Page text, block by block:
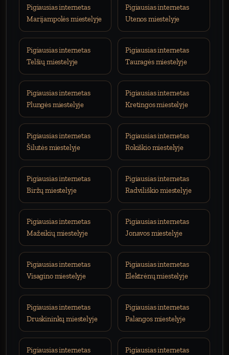
Pigiausias internetas
Marijampolės miestelyje
Pigiausias internetas
Utenos miestelyje
Pigiausias internetas
Telšių miestelyje
Pigiausias internetas
Tauragės miestelyje
Pigiausias internetas
Plungės miestelyje
Pigiausias internetas
Kretingos miestelyje
Pigiausias internetas
Šilutės miestelyje
Pigiausias internetas
Rokiškio miestelyje
Pigiausias internetas
Biržų miestelyje
Pigiausias internetas
Radviliškio miestelyje
Pigiausias internetas
Mažeikių miestelyje
Pigiausias internetas
Jonavos miestelyje
Pigiausias internetas
Visagino miestelyje
Pigiausias internetas
Elektrėnų miestelyje
Pigiausias internetas
Druskininkų miestelyje
Pigiausias internetas
Palangos miestelyje
Pigiausias internetas
Pigiausias internetas